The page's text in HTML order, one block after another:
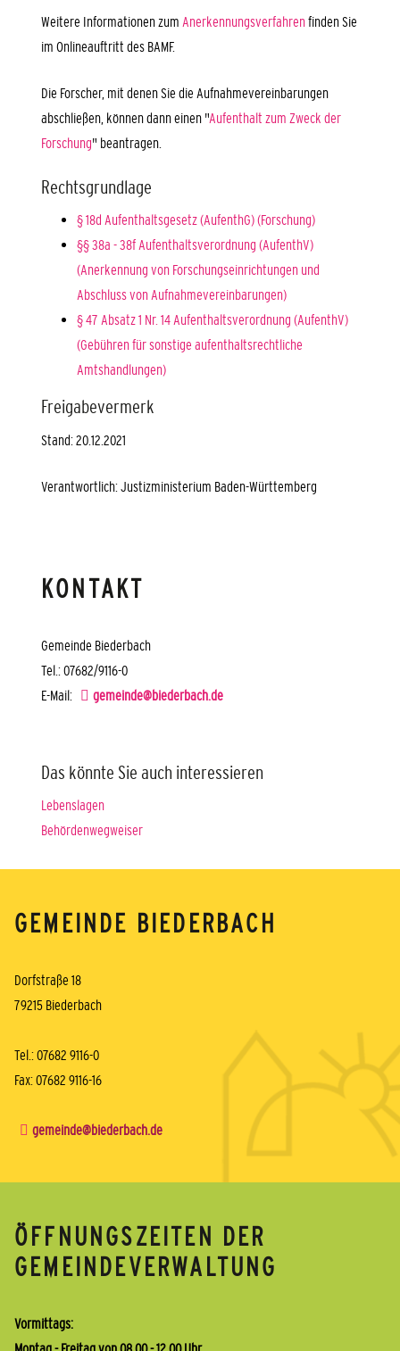
Weitere Informationen zum Anerkennungsverfahrenfinden Sie
im Onlineauftritt des BAMF.
Die Forscher, mit denen Sie die Aufnahmevereinbarungen
abschließen, können dann einen "Aufenthalt zum Zweck der
Forschung" beantragen.
Rechtsgrundlage
§ 18d Aufenthaltsgesetz (AufenthG) (Forschung)
§§ 38a - 38f Aufenthaltsverordnung (AufenthV)
(Anerkennung von Forschungseinrichtungen und
Abschluss von Aufnahmevereinbarungen)
§ 47 Absatz 1 Nr. 14 Aufenthaltsverordnung (AufenthV)
(Gebühren für sonstige aufenthaltsrechtliche
Amtshandlungen)
Freigabevermerk
Stand: 20.12.2021
Verantwortlich: Justizministerium Baden-Württemberg
KONTAKT
Gemeinde Biederbach
Tel.: 07682/9116-0
E-Mail:
gemeinde@biederbach.de
Das könnte Sie auch interessieren
Lebenslagen
Behördenwegweiser
GEMEINDE BIEDERBACH
Dorfstraße 18
79215 Biederbach
Tel.: 07682 9116-0
Fax: 07682 9116-16
gemeinde@biederbach.de
ÖFFNUNGSZEITEN DER
GEMEINDEVERWALTUNG
Vormittags: